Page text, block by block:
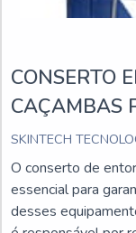
CONSERTO
CAÇAMBAS
SKINTECH
O conserto de
essencial para
desses